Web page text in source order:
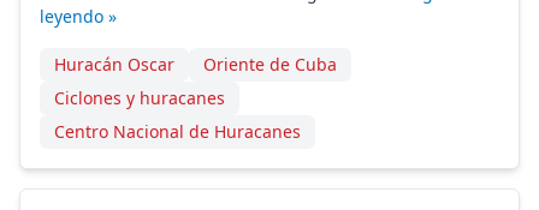
leyendo »
Huracán Oscar
Oriente de Cuba
Ciclones y huracanes
Centro Nacional de Huracanes